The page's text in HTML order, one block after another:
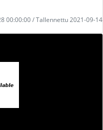
00:00:00 / Tallennettu 2021-09-14